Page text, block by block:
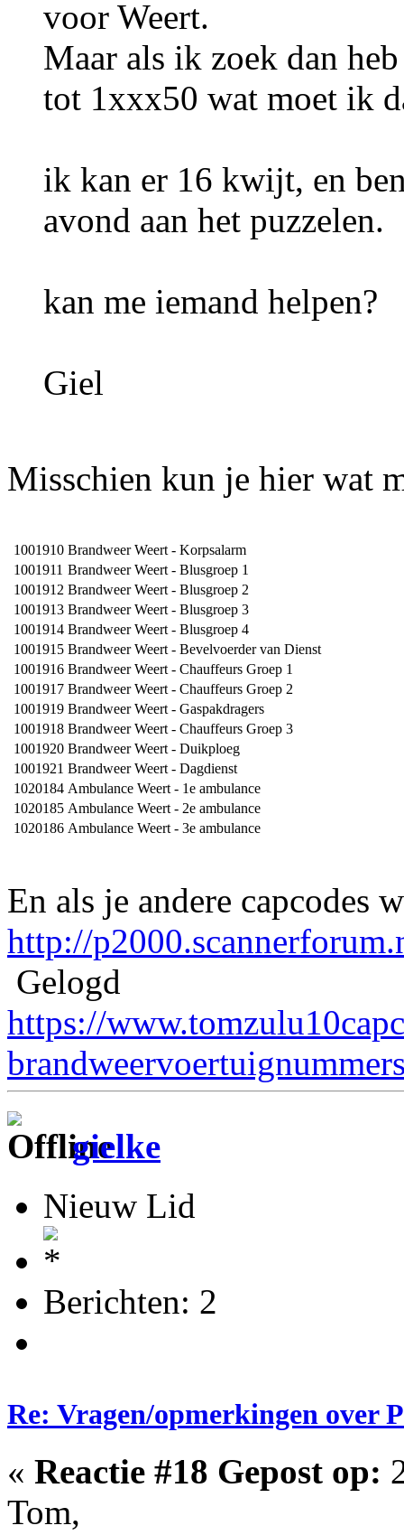
voor Weert.
Maar als ik zoek dan
tot 1xxx50 wat moet ik
ik kan er 16 kwijt, en
avond aan het puzzelen.
kan me iemand helpen?
Giel
Misschien kun je hier wat
1001910 Brandweer Weert - Korpsalarm
1001911 Brandweer Weert - Blusgroep 1
1001912 Brandweer Weert - Blusgroep 2
1001913 Brandweer Weert - Blusgroep 3
1001914 Brandweer Weert - Blusgroep 4
1001915 Brandweer Weert - Bevelvoerder van Dienst
1001916 Brandweer Weert - Chauffeurs Groep 1
1001917 Brandweer Weert - Chauffeurs Groep 2
1001919 Brandweer Weert - Gaspakdragers
1001918 Brandweer Weert - Chauffeurs Groep 3
1001920 Brandweer Weert - Duikploeg
1001921 Brandweer Weert - Dagdienst
1020184 Ambulance Weert - 1e ambulance
1020185 Ambulance Weert - 2e ambulance
1020186 Ambulance Weert - 3e ambulance
En als je andere capcodes
http://
Gelogd
https://
gielke
Nieuw Lid
Berichten: 2
Re: Vragen/opmerkingen over
« Reactie #18 Gepost op:
Tom,